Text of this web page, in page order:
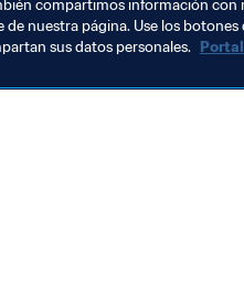
compartimos información con
nuestra página. Use los
sus datos personales.